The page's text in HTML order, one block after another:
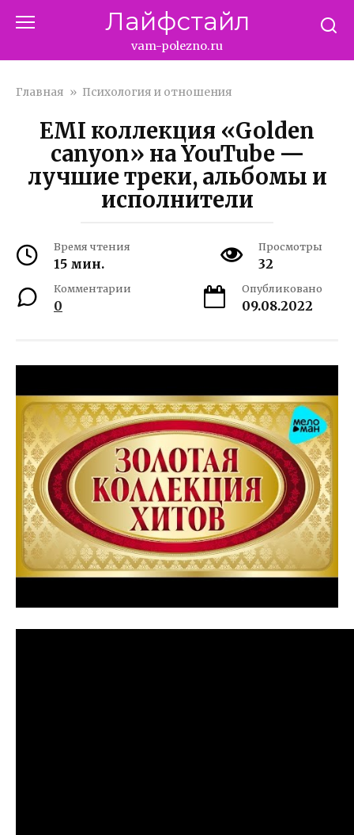
Лайфстайл
vam-polezno.ru
Главная » Психология и отношения
EMI коллекция «Golden
canyon» на YouTube —
лучшие треки, альбомы и
исполнители
Время чтения
15 мин.
Просмотры
32
Комментарии
0
Опубликовано
09.08.2022